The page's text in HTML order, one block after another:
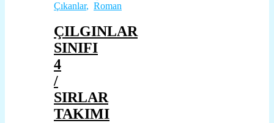
Çıkanlar, Roman
ÇILGINLAR
SINIFI
4
/
SIRLAR
TAKIMI